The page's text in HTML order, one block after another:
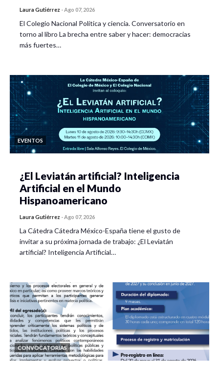
Laura Gutiérrez -Ago 07, 2026
El Colegio Nacional Política y ciencia. Conversatorio en
torno al libro La brecha entre saber y hacer: democracias
más fuertes…
EVENTOS
¿El Leviatán artificial? Inteligencia
Artificial en el Mundo
Hispanoamericano
Laura Gutiérrez -Ago 07, 2026
La Cátedra Cátedra México-España tiene el gusto de
invitar a su próxima jornada de trabajo: ¿El Leviatán
artificial? Inteligencia Artificial…
CONVOCATORIAS